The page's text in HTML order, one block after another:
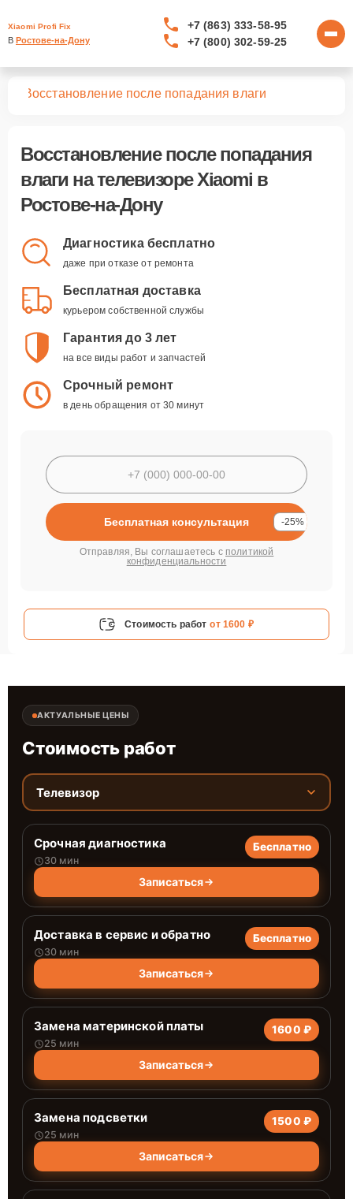
Xiaomi Profi Fix
В Ростове-на-Дону
+7 (863) 333-58-95
+7 (800) 302-59-25
Восстановление после попадания влаги
Восстановление после попадания
влаги на телевизоре Xiaomi в
Ростове-на-Дону
Диагностика бесплатно
даже при отказе от ремонта
Бесплатная доставка
курьером собственной службы
Гарантия до 3 лет
на все виды работ и запчастей
Срочный ремонт
в день обращения от 30 минут
Бесплатная консультация -25%
Отправляя, Вы соглашаетесь с политикой
конфиденциальности
Стоимость работ от 1600 ₽
АКТУАЛЬНЫЕ ЦЕНЫ
Стоимость работ
Телевизор
Срочная диагностика
30 мин
Бесплатно
Записаться
Доставка в сервис и обратно
30 мин
Бесплатно
Записаться
Замена материнской платы
25 мин
1600 ₽
Записаться
Замена подсветки
25 мин
1500 ₽
Записаться